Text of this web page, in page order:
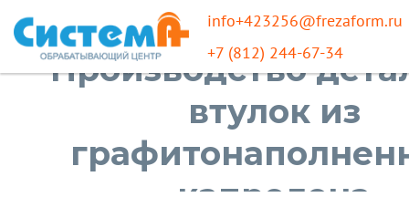
info+423256@frezaform.ru
+7 (812) 244-67-34
Производство
втулок из
капролона